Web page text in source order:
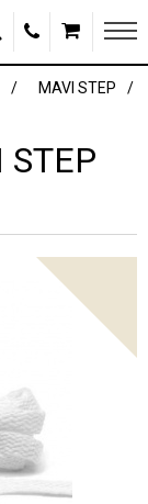
MAVI STEP